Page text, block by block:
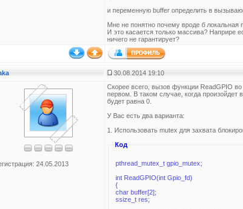
и переменную buffer определить в
Мне не понятно почему вроде б локальная
И это касается только массива? Наприре
ничего не гарантирует?
30.08.2014 19:10
24.05.2013
Скорее всего, вызов функции ReadGPIO
первом. В таком случае, когда
будет равна 0.
У Вас есть два варианта:
1. Использовать mutex для захвата
Код
pthread_mutex_t gpio_mutex;
int ReadGPIO(int Gpio_fd)
{
char buffer[2];
ssize_t res;